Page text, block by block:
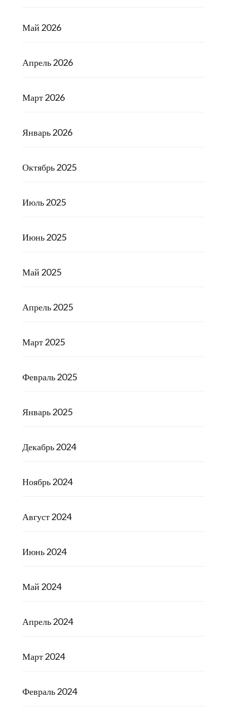
Май 2026
Апрель 2026
Март 2026
Январь 2026
Октябрь 2025
Июль 2025
Июнь 2025
Май 2025
Апрель 2025
Март 2025
Февраль 2025
Январь 2025
Декабрь 2024
Ноябрь 2024
Август 2024
Июнь 2024
Май 2024
Апрель 2024
Март 2024
Февраль 2024